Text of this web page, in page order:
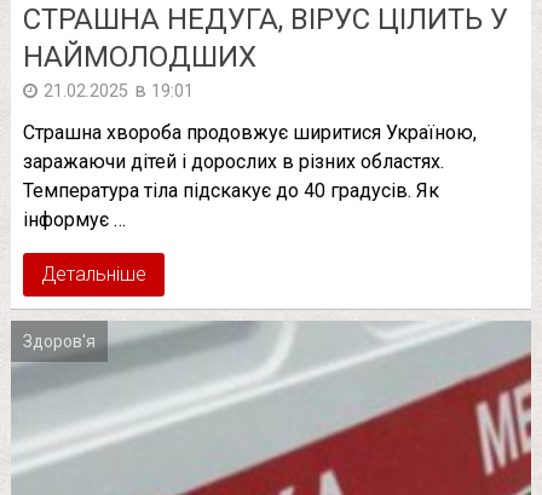
СТРАШНА НЕДУГА, ВІРУС ЦІЛИТЬ У
НАЙМОЛОДШИХ
21.02.2025 в 19:01
Страшна хвороба продовжує ширитися Україною,
заражаючи дітей і дорослих в різних областях.
Температура тіла підскакує до 40 градусів. Як
інформує …
Детальніше
Здоров'я